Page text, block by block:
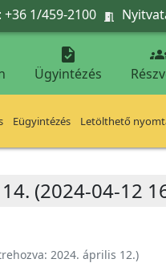
1/459-2100 

Ügyintézés
Eügyintézés Letölthető
(2024-04-12
2024. április 12.)